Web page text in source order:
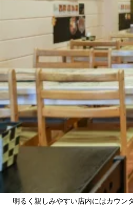
明るく親しみやすい店内にはカウン